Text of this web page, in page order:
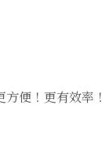
便！更有效率！